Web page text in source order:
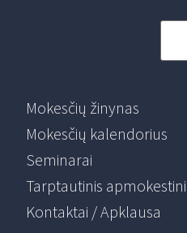
Mokesčių žinynas
Mokesčių kalendorius
Seminarai
Tarptautinis
Kontaktai / Apklausa